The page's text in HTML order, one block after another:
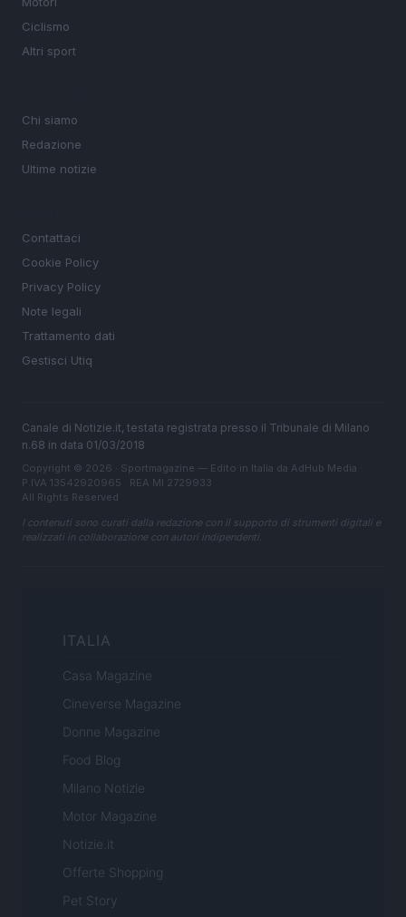
Ciclismo
Altri sport
Chi siamo
Redazione
Ultime notizie
Contattaci
Cookie Policy
Privacy Policy
Note legali
Trattamento dati
Gestisci Utiq
Canale di Notizie.it, testata registrata presso il Tribunale di Milano
n.68 in data 01/03/2018
Copyright © 2026 · Sportmagazine — Edito in Italia da AdHub Media
P.IVA 13542920965 · REA MI 2729933
All Rights Reserved
I contenuti sono curati dalla redazione con il supporto di strumenti digitali e
realizzati in collaborazione con autori indipendenti.
ITALIA
Casa Magazine
Cineverse Magazine
Donne Magazine
Food Blog
Milano Notizie
Motor Magazine
Notizie.it
Offerte Shopping
Pet Story